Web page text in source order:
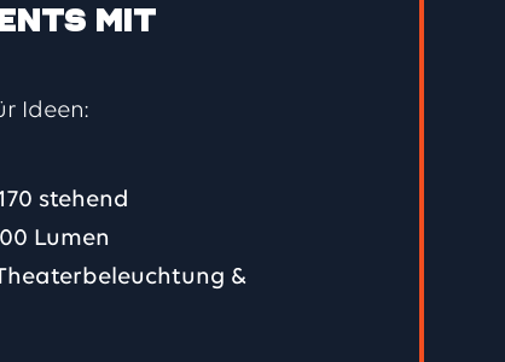
Whiteboard)
mit
Ideen:
stehend
Lumen
&